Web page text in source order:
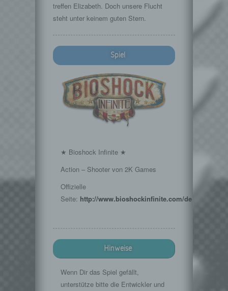
treffen Elizabeth. Doch unsere Flucht
steht unter keinem guten Stern.
Spiel
★ Bioshock Infinite ★
Action – Shooter von 2K Games
Offizielle
Seite: http://www.bioshockinfinite.com/de
Hinweise
Wenn Dir das Spiel gefällt,
unterstütze bitte die Entwickler und